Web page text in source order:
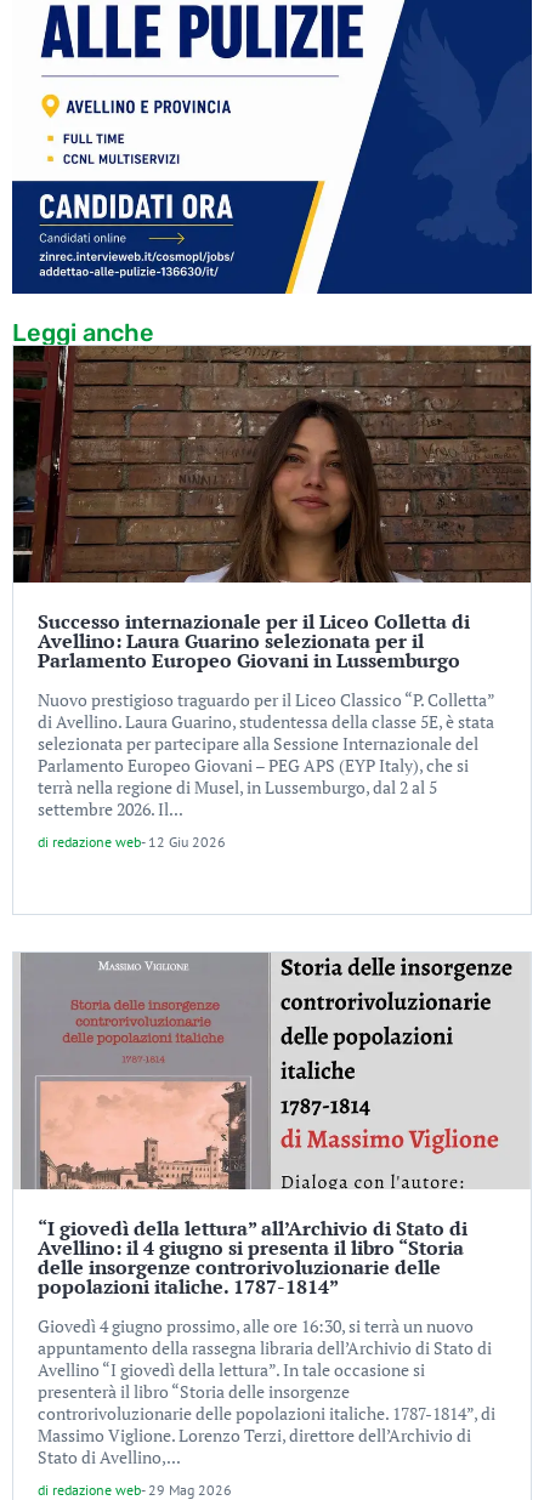
Leggi anche
Successo internazionale per il Liceo Colletta di
Avellino: Laura Guarino selezionata per il
Parlamento Europeo Giovani in Lussemburgo
Nuovo prestigioso traguardo per il Liceo Classico “P. Colletta”
di Avellino. Laura Guarino, studentessa della classe 5E, è stata
selezionata per partecipare alla Sessione Internazionale del
Parlamento Europeo Giovani – PEG APS (EYP Italy), che si
terrà nella regione di Musel, in Lussemburgo, dal 2 al 5
settembre 2026. Il...
di redazione web- 12 Giu 2026
“I giovedì della lettura” all’Archivio di Stato di
Avellino: il 4 giugno si presenta il libro “Storia
delle insorgenze controrivoluzionarie delle
popolazioni italiche. 1787-1814”
Giovedì 4 giugno prossimo, alle ore 16:30, si terrà un nuovo
appuntamento della rassegna libraria dell’Archivio di Stato di
Avellino “I giovedì della lettura”. In tale occasione si
presenterà il libro “Storia delle insorgenze
controrivoluzionarie delle popolazioni italiche. 1787-1814”, di
Massimo Viglione. Lorenzo Terzi, direttore dell’Archivio di
Stato di Avellino,...
di redazione web- 29 Mag 2026